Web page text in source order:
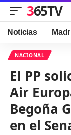
365TV
Noticias
NACIONAL
El PP
Air
Begoña
en el